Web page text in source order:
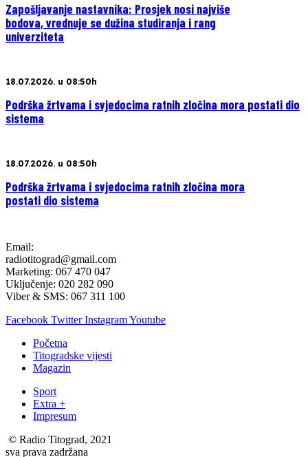
Zapošljavanje nastavnika: Prosjek nosi najviše
bodova, vrednuje se dužina studiranja i rang
univerziteta
18.07.2026. u 08:50h
Podrška žrtvama i svjedocima ratnih zločina mora postati dio
sistema
18.07.2026. u 08:50h
Podrška žrtvama i svjedocima ratnih zločina mora
postati dio sistema
Email:
radiotitograd@gmail.com
Marketing: 067 470 047
Uključenje: 020 282 090
Viber & SMS: 067 311 100
Facebook Twitter InstagramYoutube
Početna
Titogradske vijesti
Magazin
Sport
Extra +
Impresum
© Radio Titograd, 2021
sva prava zadržana